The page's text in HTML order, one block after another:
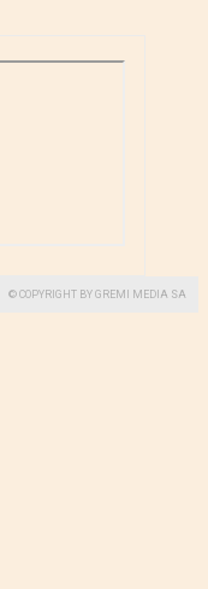
© COPYRIGHT BY GREMI MEDIA SA